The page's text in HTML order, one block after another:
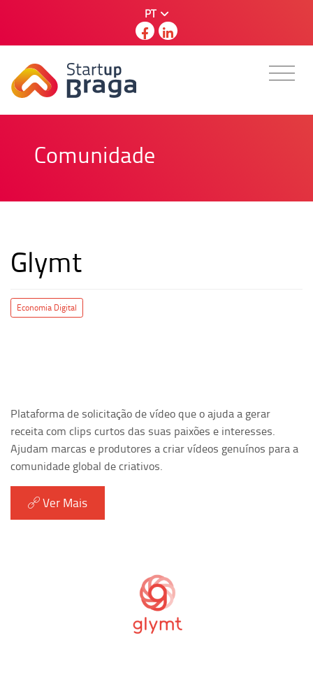
PT
Comunidade
Glymt
Economia Digital
Plataforma de solicitação de vídeo que o ajuda a gerar
receita com clips curtos das suas paixões e interesses.
Ajudam marcas e produtores a criar vídeos genuínos para a
comunidade global de criativos.
Ver Mais